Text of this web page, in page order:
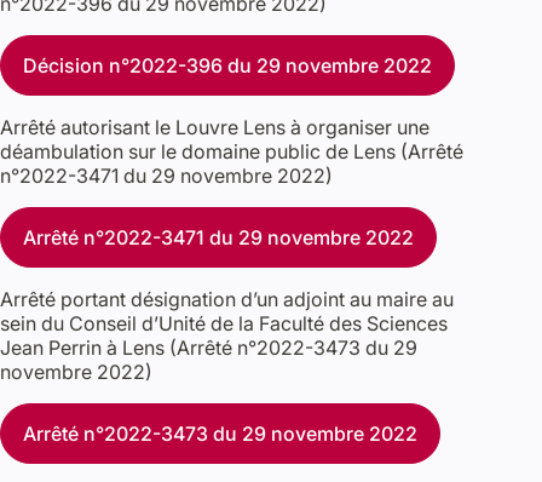
Décision n°2022-396 du 29 novembre 2022
Arrêté autorisant le Louvre Lens à organiser une
déambulation sur le domaine public de Lens (Arrêté
n°2022-3471 du 29 novembre 2022)
Arrêté n°2022-3471 du 29 novembre 2022
Arrêté portant désignation d’un adjoint au maire au
sein du Conseil d’Unité de la Faculté des Sciences
Jean Perrin à Lens (Arrêté n°2022-3473 du 29
novembre 2022)
Arrêté n°2022-3473 du 29 novembre 2022